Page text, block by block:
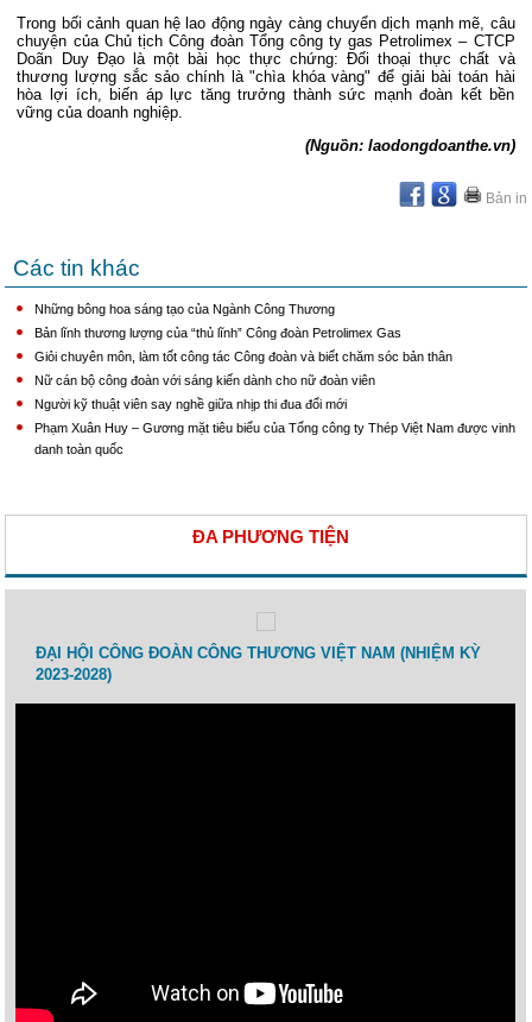
Trong bối cảnh quan hệ lao động ngày càng chuyển dịch mạnh mẽ, câu
chuyện của Chủ tịch Công đoàn Tổng công ty gas Petrolimex – CTCP
Doãn Duy Đạo là một bài học thực chứng: Đối thoại thực chất và
thương lượng sắc sảo chính là "chìa khóa vàng" để giải bài toán hài
hòa lợi ích, biến áp lực tăng trưởng thành sức mạnh đoàn kết bền
vững của doanh nghiệp.
(Nguồn: laodongdoanthe.vn)
Bản in
Các tin khác
Những bông hoa sáng tạo của Ngành Công Thương
Bản lĩnh thương lượng của “thủ lĩnh” Công đoàn Petrolimex Gas
Giỏi chuyên môn, làm tốt công tác Công đoàn và biết chăm sóc bản thân
Nữ cán bộ công đoàn với sáng kiến dành cho nữ đoàn viên
Người kỹ thuật viên say nghề giữa nhịp thi đua đổi mới
Phạm Xuân Huy – Gương mặt tiêu biểu của Tổng công ty Thép Việt Nam được vinh
danh toàn quốc
ĐA PHƯƠNG TIỆN
ĐẠI HỘI CÔNG ĐOÀN CÔNG THƯƠNG VIỆT NAM (NHIỆM KỲ
2023-2028)